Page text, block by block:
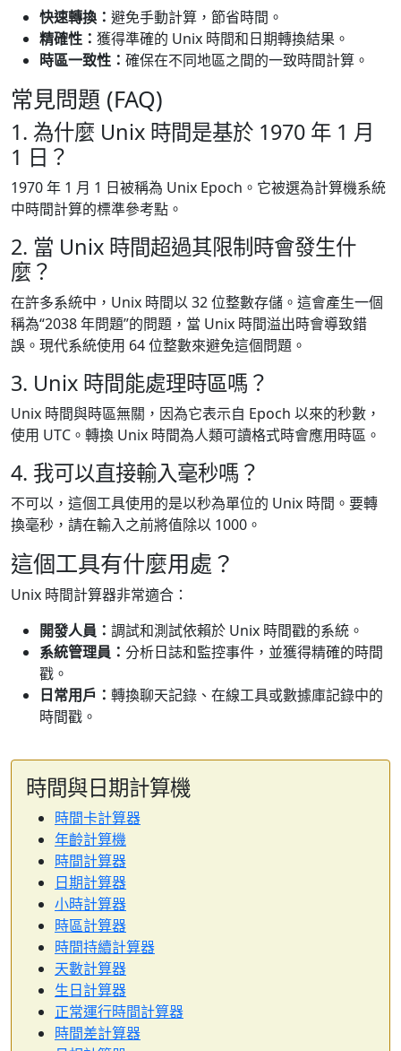
快速轉換： 避免手動計算，節省時間。
精確性： 獲得準確的 Unix 時間和日期轉換結果。
時區一致性： 確保在不同地區之間的一致時間計算。
常見問題 (FAQ)
1. 為什麼 Unix 時間是基於 1970 年 1 月
1 日？
1970 年 1 月 1 日被稱為 Unix Epoch。它被選為計算機系統
中時間計算的標準參考點。
2. 當 Unix 時間超過其限制時會發生什
麼？
在許多系統中，Unix 時間以 32 位整數存儲。這會產生一個
稱為“2038 年問題”的問題，當 Unix 時間溢出時會導致錯
誤。現代系統使用 64 位整數來避免這個問題。
3. Unix 時間能處理時區嗎？
Unix 時間與時區無關，因為它表示自 Epoch 以來的秒數，
使用 UTC。轉換 Unix 時間為人類可讀格式時會應用時區。
4. 我可以直接輸入毫秒嗎？
不可以，這個工具使用的是以秒為單位的 Unix 時間。要轉
換毫秒，請在輸入之前將值除以 1000。
這個工具有什麼用處？
Unix 時間計算器非常適合：
開發人員： 調試和測試依賴於 Unix 時間戳的系統。
系統管理員： 分析日誌和監控事件，並獲得精確的時間
戳。
日常用戶： 轉換聊天記錄、在線工具或數據庫記錄中的
時間戳。
時間與日期計算機
時間卡計算器
年齡計算機
時間計算器
日期計算器
小時計算器
時區計算器
時間持續計算器
天數計算器
生日計算器
正常運行時間計算器
時間差計算器